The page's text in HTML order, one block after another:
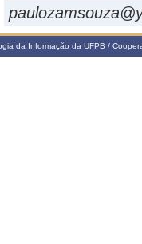
da Informação da UFPB /